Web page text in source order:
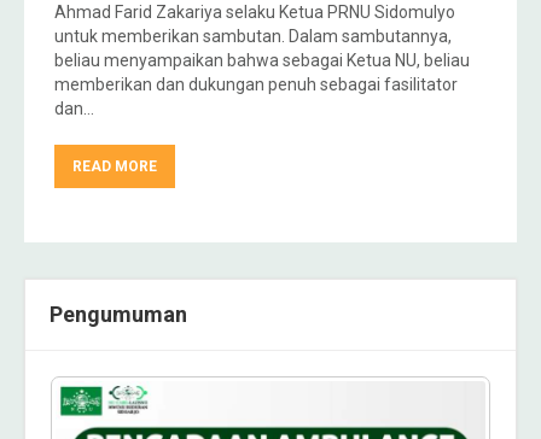
Ahmad Farid Zakariya selaku Ketua PRNU Sidomulyo
untuk memberikan sambutan. Dalam sambutannya,
beliau menyampaikan bahwa sebagai Ketua NU, beliau
memberikan dan dukungan penuh sebagai fasilitator
dan…
READ MORE
Pengumuman